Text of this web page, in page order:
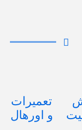
تعمیرات
و اورهال